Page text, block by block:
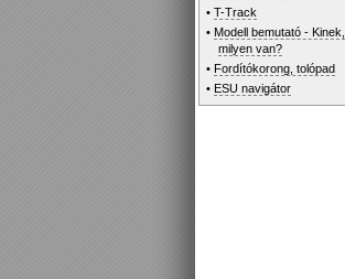
•T-Track
• Modell bemutató - Kinek,
milyen van?
• Fordítókorong, tolópad
• ESU navigátor